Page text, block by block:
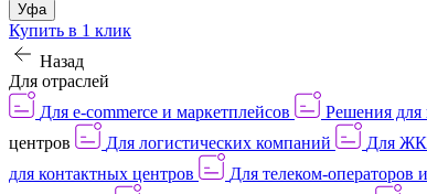
Уфа
Купить в 1 клик
Назад
Для отраслей
Для e-commerce и маркетплейсов
Решения
центров
Для логистических компаний Для
для контактных центров
Для телеком-операторов